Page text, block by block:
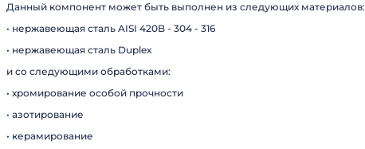
Данный компонент может быть выполнен из следующих материалов:
• нержавеющая сталь AISI 420B - 304 - 316
• нержавеющая сталь Duplex
и со следующими обработками:
• хромирование особой прочности
• азотирование
• керамирование